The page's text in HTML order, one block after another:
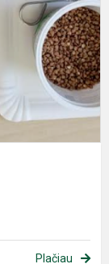
Plačiau